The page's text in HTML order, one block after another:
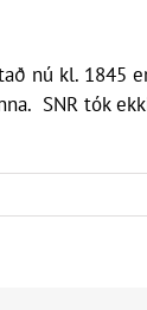
nú kl. 1845
SNR tók